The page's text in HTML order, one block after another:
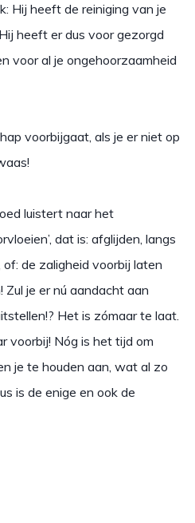
Hij heeft de reiniging van je
heeft er dus voor gezorgd
voor al je ongehoorzaamheid
voorbijgaat, als je er niet op
luistert naar het
dat is: afglijden, langs
de zaligheid voorbij laten
Zul je er nú aandacht aan
Het is zómaar te laat.
voorbij! Nóg is het tijd om
je te houden aan, wat al zo
is de enige en ook de